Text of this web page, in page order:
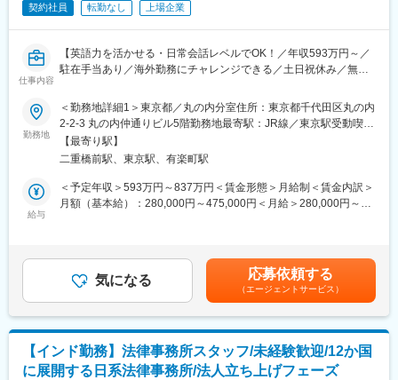
契約社員 転勤なし 上場企業
仕事内容
【英語力を活かせる・日常会話レベルでOK！／年収593万円～／
駐在手当あり／海外勤務にチャレンジできる／土日祝休み／無借
■業務内容
2021年に創業75周年を迎え、神社からビルまで幅広く手掛ける同
社において、各種支援業務、事務業務をお任せいたします。
＜具体的な業務＞
トンガ王国における建築工事現場におけるアドミニストレーター
を募集しています。
理、請求、調達 業務など）
※工期は2028年3月までです。（その後も案件があれば継続雇用の
可能性あり）
日常会話レベルの英語スキルでOK！語学力を活かし、スキルアッ
プ・年収アップが叶う環境が整っています。
土日祝休み・年間休日126日・駐在手当あり・役職定年無し・退
勤務地
＜勤務地詳細1＞東京都／丸の内分室住所：東京都千代田区丸の内
2-2-3 丸の内仲通りビル5階勤務地最寄駅：JR線／東京駅受動喫煙
対策：屋内全面禁煙＜勤務地詳細2＞トンガ王国住所：トンガ王国
での駐在を想定（2028年3月まで） 受動喫煙対策：敷地内喫煙可
【最寄り駅】
二重橋前駅、東京駅、有楽町駅
給与
＜予定年収＞593万円～837万円＜賃金形態＞月給制＜賃金内訳＞
月額（基本給）：280,000円～475,000円＜月給＞280,000円～
当、子ども手当海外常駐期間には駐在手当が別途支給されます。
（月1,000～1,600 US$）■昇給：年1回（4月）■賞与：年2回（5
か月分）賃金はあくまでも目安の金額であり、選考を通じて上下
する可能性があります。月給(月額)は固定手当を含めた表記です。
気になる 応募依頼する
（エージェントサービス）
【インド勤務】法律事務所スタッフ/未経験歓迎/12か国
に展開する日系法律事務所/法人立ち上げフェーズ